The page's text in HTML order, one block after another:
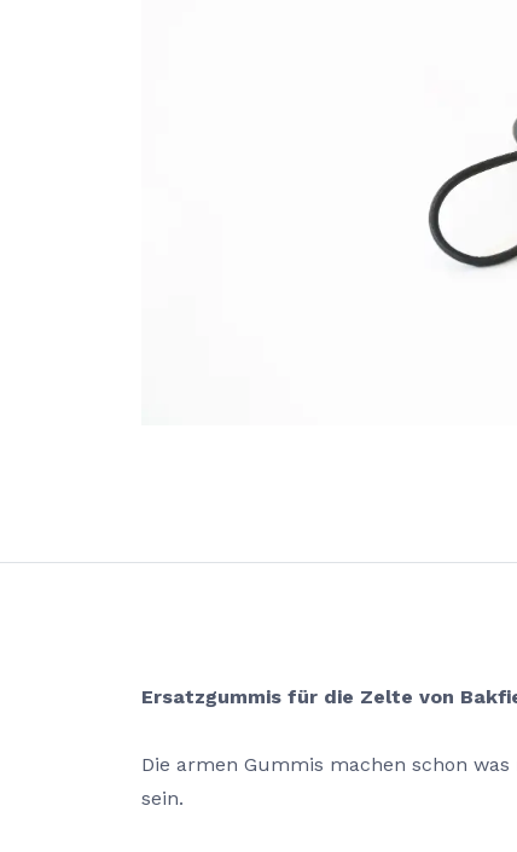
Ersatzgummis für die Zelte von
Die armen Gummis machen schon
sein.